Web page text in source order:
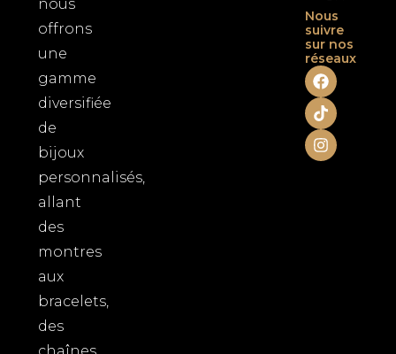
nous
offrons
une
gamme
diversifiée
de
bijoux
personnalisés,
allant
des
montres
aux
bracelets,
des
Nous
suivre
sur nos
réseaux
F
a
c
e
b
o
T
i
k
t
o
k
I
n
s
t
a
g